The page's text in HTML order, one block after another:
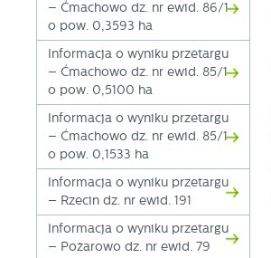
– Ćmachowo dz. nr ewid. 86/1
o pow. 0,3593 ha
Informacja o wyniku przetargu
– Ćmachowo dz. nr ewid. 85/1
o pow. 0,5100 ha
Informacja o wyniku przetargu
– Ćmachowo dz. nr ewid. 85/1
o pow. 0,1533 ha
Informacja o wyniku przetargu
– Rzecin dz. nr ewid. 191
Informacja o wyniku przetargu
– Pożarowo dz. nr ewid. 79